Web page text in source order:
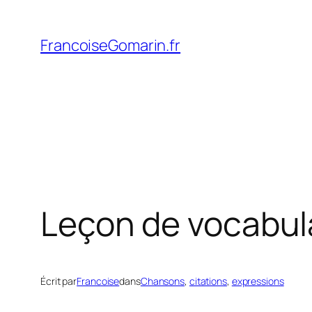
contenu
FrancoiseGomarin.fr
Leçon de
Écrit parFrancoisedansChansons, citations, expressions